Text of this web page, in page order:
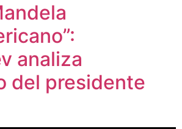
analiza
del presidente